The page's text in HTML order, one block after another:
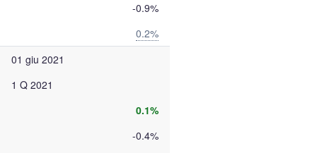
-0.9%
0.2%
01 giu 2021
1 Q 2021
0.1%
-0.4%